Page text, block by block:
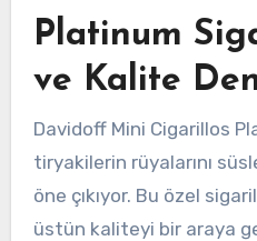
Platinum
ve Kalite
Davidoff Mini Cigarillos
tiryakilerin rüyalarını
öne çıkıyor. Bu özel
üstün kaliteyi bir araya